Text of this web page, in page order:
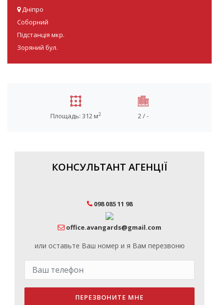
Дніпро
Соборний
Підстанція мкр.
Зоряний бул.
Площадь: 312 м2 2 / -
КОНСУЛЬТАНТ АГЕНЦІЇ
098 085 11 98
office.avangards@gmail.com
или оставьте Ваш номер и я Вам перезвоню
ПЕРЕЗВОНИТЕ МНЕ